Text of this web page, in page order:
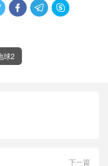
  
球2
下一篇